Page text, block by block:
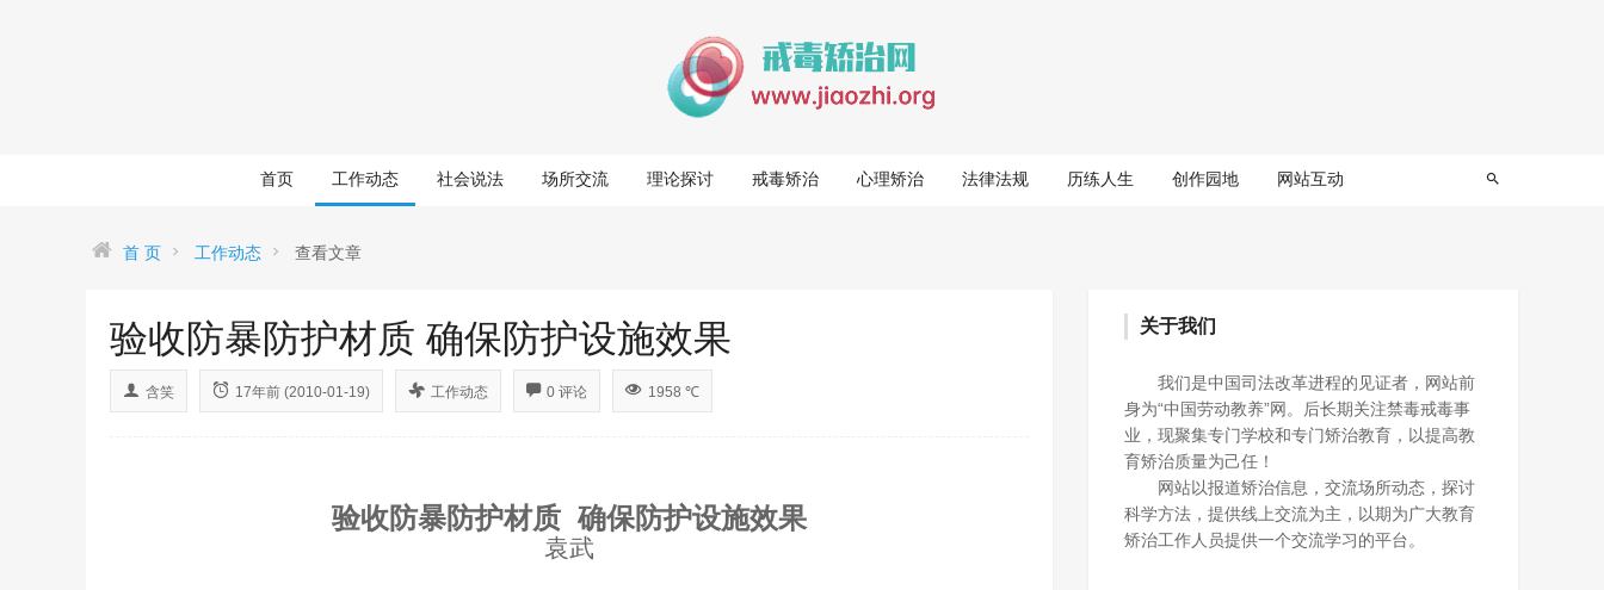
首页 工作动态 社会说法 场所交流 理论探讨 戒毒矫治 心理矫治 法律法规 历练人生 创作园地 网站互动
首 页 工作动态 查看文章
验收防暴防护材质 确保防护设施效果
含笑 17年前 (2010-01-19) 工作动态 0 评论 1958 ℃
验收防暴防护材质 确保防护设施效果
袁武
关于我们
我们是中国司法改革进程的见证者，网站前
身为“中国劳动教养”网。后长期关注禁毒戒毒事
业，现聚集专门学校和专门矫治教育，以提高教
育矫治质量为己任！
网站以报道矫治信息，交流场所动态，探讨
科学方法，提供线上交流为主，以期为广大教育
矫治工作人员提供一个交流学习的平台。